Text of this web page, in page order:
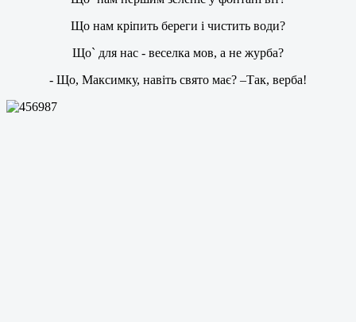
Що нам кріпить береги і чистить води?
Що` для нас - веселка мов, а не журба?
- Що, Максимку, навіть свято має? –Так, верба!